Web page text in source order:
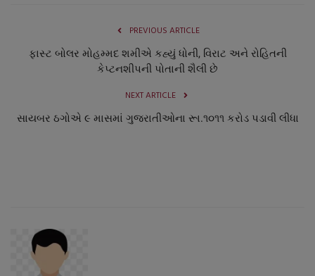
બોલિવૂડ
PREVIOUS ARTICLE
ફાસ્ટ બોલર મોહમ્મદ શમીએ કહ્યું ધોની, વિરાટ અને રોહિતની
કેપ્ટનશીપની પોતાની શૈલી છે
NEXT ARTICLE
સાયબર ઠગોએ ૯ માસમાં ગુજરાતીઓના રૂા.૧૦૧૧ કરોડ પડાવી લીધા